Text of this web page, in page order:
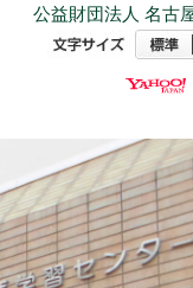
公益財団法人 名古